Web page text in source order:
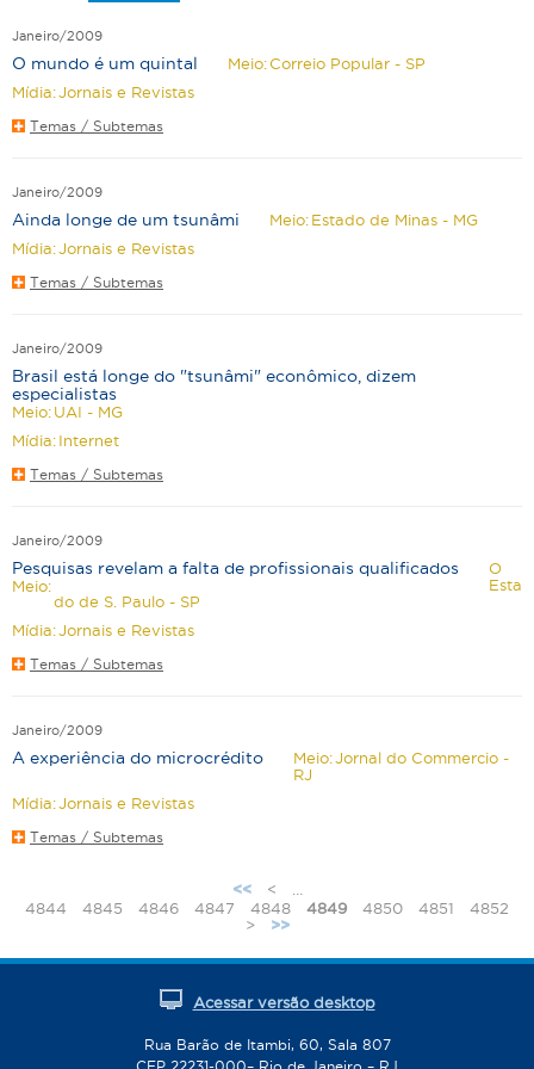
Janeiro/2009
O mundo é um quintal Meio:Correio Popular - SP
Mídia: Jornais e Revistas
Temas / Subtemas
Janeiro/2009
Ainda longe de um tsunâmi Meio: Estado de Minas - MG
Mídia: Jornais e Revistas
Temas / Subtemas
Janeiro/2009
Brasil está longe do "tsunâmi" econômico, dizem
especialistas
Meio: UAI - MG
Mídia: Internet
Temas / Subtemas
Janeiro/2009
Pesquisas revelam a falta de profissionais qualificados
Meio:
O
Esta
do de S. Paulo - SP
Mídia: Jornais e Revistas
Temas / Subtemas
Janeiro/2009
A experiência do microcrédito Meio: Jornal do Commercio -
RJ
Mídia: Jornais e Revistas
Temas / Subtemas
P
g
<< <
4844
4845 4846 4847 4848 4849 4850 4851
4852
>
>>
Acessar versão desktop
Rua Barão de Itambi, 60, Sala 807
CEP 22231-000– Rio de Janeiro – RJ